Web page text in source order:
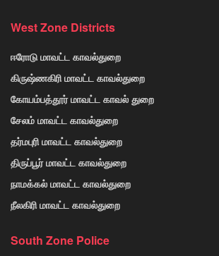
West Zone Districts
ஈரோடு மாவட்ட காவல்துறை
கிருஷ்ணகிரி மாவட்ட காவல்துறை
கோயம்பத்தூர் மாவட்ட காவல் துறை
சேலம் மாவட்ட காவல்துறை
தர்மபுரி மாவட்ட காவல்துறை
திருப்பூர் மாவட்ட காவல்துறை
நாமக்கல் மாவட்ட காவல்துறை
நீலகிரி மாவட்ட காவல்துறை
South Zone Police